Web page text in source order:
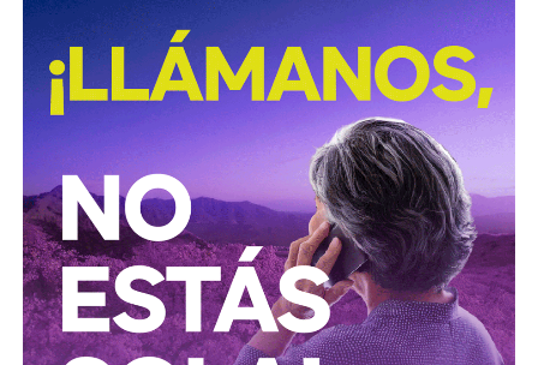
El primer paso de este camino tiene nombre y
se
entregará desde mañana a un círculo muy reducido al
que mantendré en mis listas de difusión, lo bauticé
como “A Tiempo y Marcando el Ritmo”.
Ese es solo el inicio. Hay más productos en camino y
cambios estructurales que iremos anunciando conforme
estén listos —no antes, porque aquí no vamos a
cometer el pecado que le señalamos al poder de
anunciar lo que todavía no existe.
Empezamos en San Luis Potosí, que es donde el águila
paró y donde han iniciado, nacido y generado hombres,
También lee:Deudores alimentarios podrían enfrentar
cárcel por ocultar bienes en SLP